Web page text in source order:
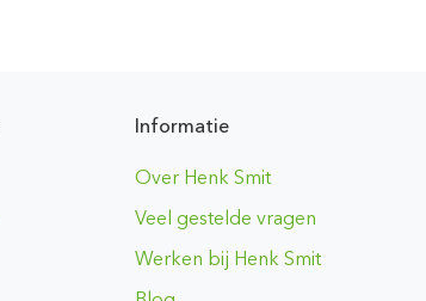
Informatie
Over Henk Smit
Veel gestelde vragen
Werken bij Henk Smit